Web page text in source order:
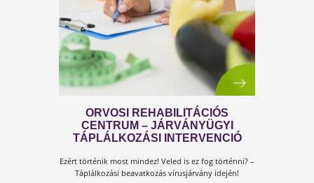
MASZKVISELÉS HELYESEN
Az átlagembereknek is van haszna az
hordásából a következő megfontolások alapján...